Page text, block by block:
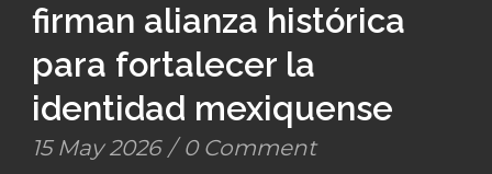
firman alianza histórica
para fortalecer la
identidad mexiquense
15 May 2026 / 0 Comment